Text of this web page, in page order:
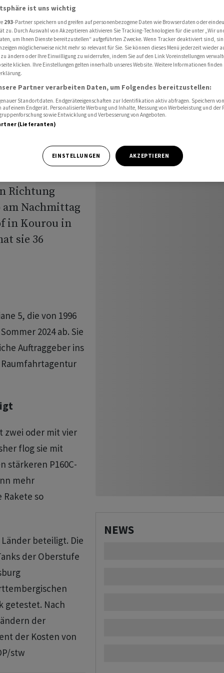
ins All
fliegt
ins
6 ist mit
Richtung
am Nachmittag
in Kourou in
sie 36
5, die von 1996
2024 ab. Sie
Auftraggeber ins
zwei oder mit vier
flog sie mit
stärkeren P160C-
mehr
so
beteiligt. Die
der Oberstufe
getestet. Nach
der
der Kosten von
stw
NEWS
ist uns wichtig
293-Partner speichern und greifen auf personenbezogene Daten wie Browserdaten oder
zu. Durch Auswahl von Akzeptieren aktivieren Sie Tracking-Technologien für die unter „Wir
um Ihnen Dienste bereitzustellen“ aufgeführten Zwecke. Wenn Tracker deaktiviert sind,
möglicherweise nicht mehr so relevant für Sie. Sie können dieses Menü jederzeit wieder
ändern oder Ihre Einwilligung zu widerrufen, indem Sie auf den Link Voreinstellungen
klicken. Ihre Einstellungen gelten innerhalb unseres Website. Weitere Informationen finden
Partner verarbeiten Daten, um Folgendes bereitzustellen:
Standortdaten. Endgeräteeigenschaften zur Identifikation aktiv abfragen. Speichern
einem Endgerät. Personalisierte Werbung und Inhalte, Messung von Werbeleistung und der
sowie Entwicklung und Verbesserung von Angeboten.
(Lieferanten)
EINSTELLUNGEN AKZEPTIEREN